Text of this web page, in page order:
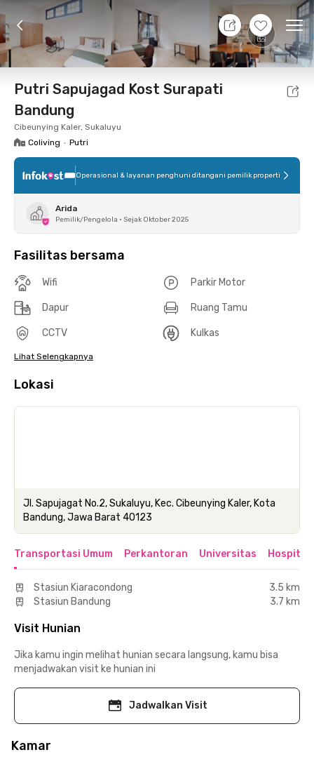
+6
9 Agt 26 - Belum tahu
Foto Fasilitas bersama Lokasi Kamar
Putri Sapujagad Kost Surapati
Bandung
Cibeunying Kaler, Sukaluyu
Coliving • Putri
Operasional & layanan penghuni ditangani pemilik properti
Arida
Pemilik/Pengelola • Sejak Oktober 2025
Fasilitas bersama
Wifi Parkir Motor
Dapur Ruang Tamu
CCTV Kulkas
Lihat Selengkapnya
Lokasi
Jl. Sapujagat No.2, Sukaluyu, Kec. Cibeunying Kaler, Kota
Bandung, Jawa Barat 40123
Transportasi Umum Perkantoran Universitas Hospital
Stasiun Kiaracondong
3.5 km
Stasiun Bandung
3.7 km
Visit Hunian
Jika kamu ingin melihat hunian secara langsung, kamu bisa
menjadwakan visit ke hunian ini
Jadwalkan Visit
Kamar